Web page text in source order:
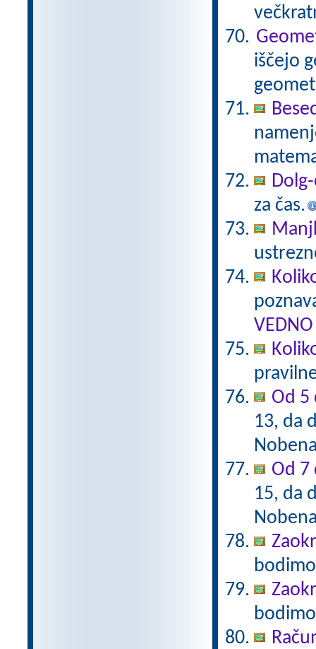
iščejo
za čas.
Od 5
13, da
Od 7
15, da